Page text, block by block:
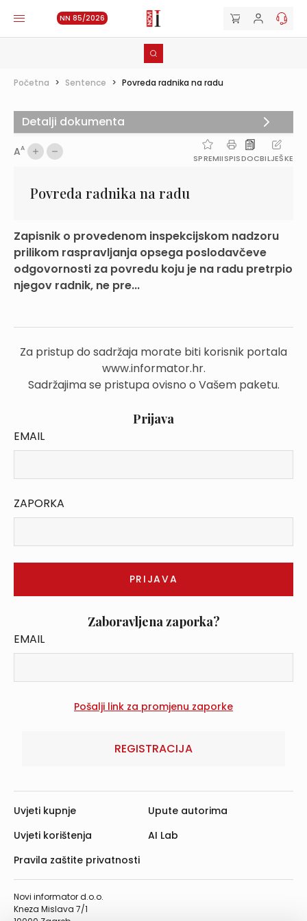
NN 85/2026
Početna > Sentence > Povreda radnika na radu
AA
SPREMIISPISDOCBILJEŠKE
Povreda radnika na radu
Zapisnik o provedenom inspekcijskom nadzoru
prilikom raspravljanja opsega poslodavčeve
odgovornosti za povredu koju je na radu pretrpio
njegov radnik, ne pre...
Za pristup do sadržaja morate biti korisnik portala
www.informator.hr.
Sadržajima se pristupa ovisno o Vašem paketu.
Prijava
EMAIL
ZAPORKA
Zaboravljena zaporka?
EMAIL
REGISTRACIJA
Detalji dokumenta
Novi informator d.o.o.
Kneza Mislava 7/1
Uvjeti kupnje
Uvjeti korištenja
Pravila zaštite privatnosti
Upute autorima
AI Lab